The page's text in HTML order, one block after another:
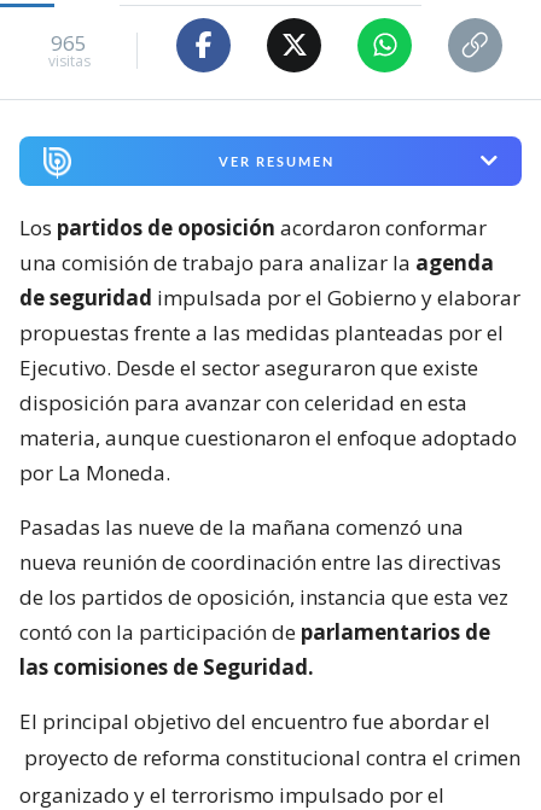
965
visitas
VER RESUMEN
Los partidos de oposición acordaron conformar
una comisión de trabajo para analizar la agenda
de seguridad impulsada por el Gobierno y elaborar
propuestas frente a las medidas planteadas por el
Ejecutivo. Desde el sector aseguraron que existe
disposición para avanzar con celeridad en esta
materia, aunque cuestionaron el enfoque adoptado
por La Moneda.
Pasadas las nueve de la mañana comenzó una
nueva reunión de coordinación entre las directivas
de los partidos de oposición, instancia que esta vez
contó con la participación de parlamentarios de
las comisiones de Seguridad.
El principal objetivo del encuentro fue abordar el
proyecto de reforma constitucional contra el crimen
organizado y el terrorismo impulsado por el